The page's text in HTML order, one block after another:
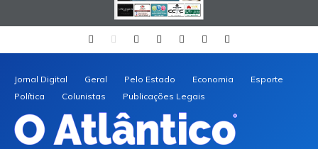
Jornal Digital Geral Pelo Estado Economia
Esporte
Política
Colunistas Publicações Legais